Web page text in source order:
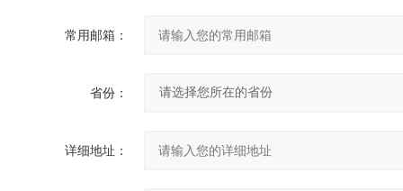
常用邮箱：
省份：
详细地址：